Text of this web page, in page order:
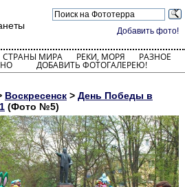
Добавить фото!
СТРАНЫ МИРА РЕКИ, МОРЯ РАЗНОЕ
ДОБАВИТЬ ФОТОГАЛЕРЕЮ!
Воскресенск > День Победы в
(Фото №5)